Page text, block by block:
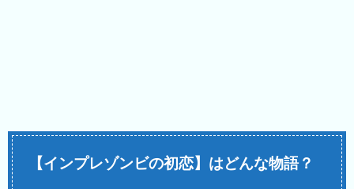
【インプレゾンビの初恋】はどんな物語？